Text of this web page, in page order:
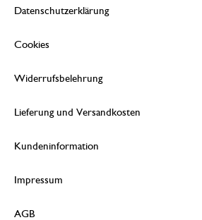
Datenschutzerklärung
Cookies
Widerrufsbelehrung
Lieferung und Versandkosten
Kundeninformation
Impressum
AGB